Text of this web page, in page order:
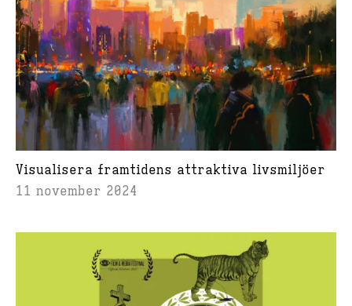
Visualisera framtidens attraktiva livsmiljöer
11 november 2024